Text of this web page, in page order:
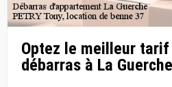
Optez le meilleur
débarras à La Guerche